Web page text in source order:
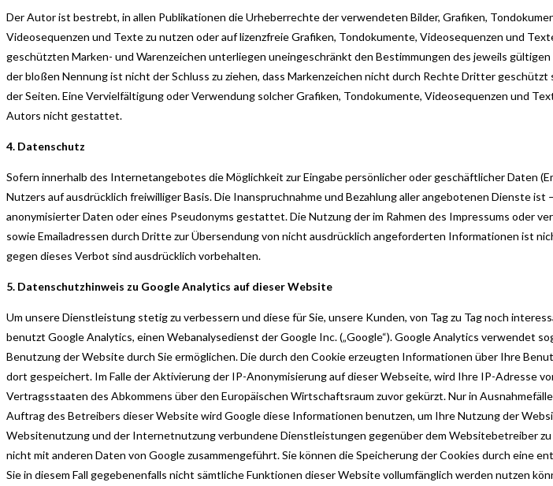
Der Autor ist bestrebt, in allen Publikationen die Urheberrechte der verwendeten Bilder, Grafiken,
Videosequenzen und Texte zu nutzen oder auf lizenzfreie Grafiken, Tondokumente, Videosequenzen und
geschützten Marken- und Warenzeichen unterliegen uneingeschränkt den Bestimmungen des jeweils
der bloßen Nennung ist nicht der Schluss zu ziehen, dass Markenzeichen nicht durch Rechte Dritter
der Seiten. Eine Vervielfältigung oder Verwendung solcher Grafiken, Tondokumente, Videosequenzen und
Autors nicht gestattet.
4. Datenschutz
Sofern innerhalb des Internetangebotes die Möglichkeit zur Eingabe persönlicher oder geschäftlicher Daten
Nutzers auf ausdrücklich freiwilliger Basis. Die Inanspruchnahme und Bezahlung aller angebotenen Dienste
anonymisierter Daten oder eines Pseudonyms gestattet. Die Nutzung der im Rahmen des Impressums
sowie Emailadressen durch Dritte zur Übersendung von nicht ausdrücklich angeforderten Informationen ist
gegen dieses Verbot sind ausdrücklich vorbehalten.
5. Datenschutzhinweis zu Google Analytics auf dieser Website
Um unsere Dienstleistung stetig zu verbessern und diese für Sie, unsere Kunden, von Tag zu Tag noch
benutzt Google Analytics, einen Webanalysedienst der Google Inc. („Google“). Google Analytics verwendet
Benutzung der Website durch Sie ermöglichen. Die durch den Cookie erzeugten Informationen über Ihre
dort gespeichert. Im Falle der Aktivierung der IP-Anonymisierung auf dieser Webseite, wird Ihre IP-Adresse
Vertragsstaaten des Abkommens über den Europäischen Wirtschaftsraum zuvor gekürzt. Nur in
Auftrag des Betreibers dieser Website wird Google diese Informationen benutzen, um Ihre Nutzung der
Websitenutzung und der Internetnutzung verbundene Dienstleistungen gegenüber dem Websitebetreiber
nicht mit anderen Daten von Google zusammengeführt. Sie können die Speicherung der Cookies durch eine
Sie in diesem Fall gegebenenfalls nicht sämtliche Funktionen dieser Website vollumfänglich werden nutzen